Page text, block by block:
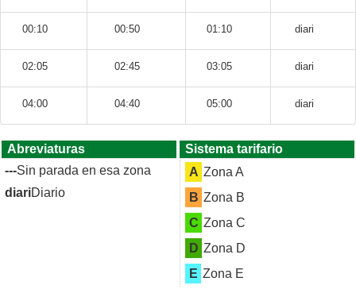
00:10 00:50 01:10 diari
02:05 02:45 03:05 diari
04:00 04:40 05:00 diari
Abreviaturas
---Sin parada en esa zona
diariDiario
Sistema tarifario
A Zona A
B Zona B
C Zona C
D Zona D
E Zona E